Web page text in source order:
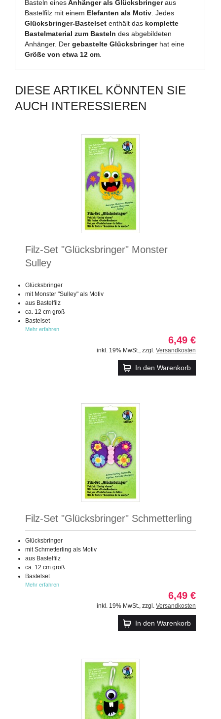
Basteln einesAnhänger als Glücksbringeraus
Bastelfilz mit einem Elefanten als Motiv. Jedes
Glücksbringer-Bastelset enthält das komplette
Bastelmaterial zum Basteln des abgebildeten
Anhänger. Dergebastelte Glücksbringerhat eine
Größe von etwa 12 cm.
DIESE ARTIKEL KÖNNTEN SIE
AUCH INTERESSIEREN
Filz-Set "Glücksbringer" Monster
Sulley
Glücksbringer
mit Monster "Sulley" als Motiv
aus Bastelfilz
ca. 12 cm groß
Bastelset
Mehr erfahren
6,49 €
inkl. 19% MwSt. zzgl. Versandkosten
In den Warenkorb
Filz-Set "Glücksbringer" Schmetterling
Glücksbringer
mit Schmetterling als Motiv
aus Bastelfilz
ca. 12 cm groß
Bastelset
Mehr erfahren
6,49 €
inkl. 19% MwSt. zzgl. Versandkosten
In den Warenkorb